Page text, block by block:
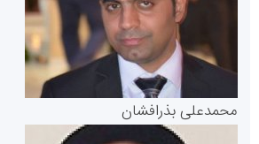
پایگاه خبری گفتمان یزد
مرجع اخبار موثق در بازارسرمایه
محمدعلی بذرافشان